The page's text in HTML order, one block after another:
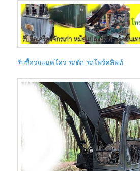
รับซื้อรถแมคโคร รถตัก รถโฟร์คลิฟท์